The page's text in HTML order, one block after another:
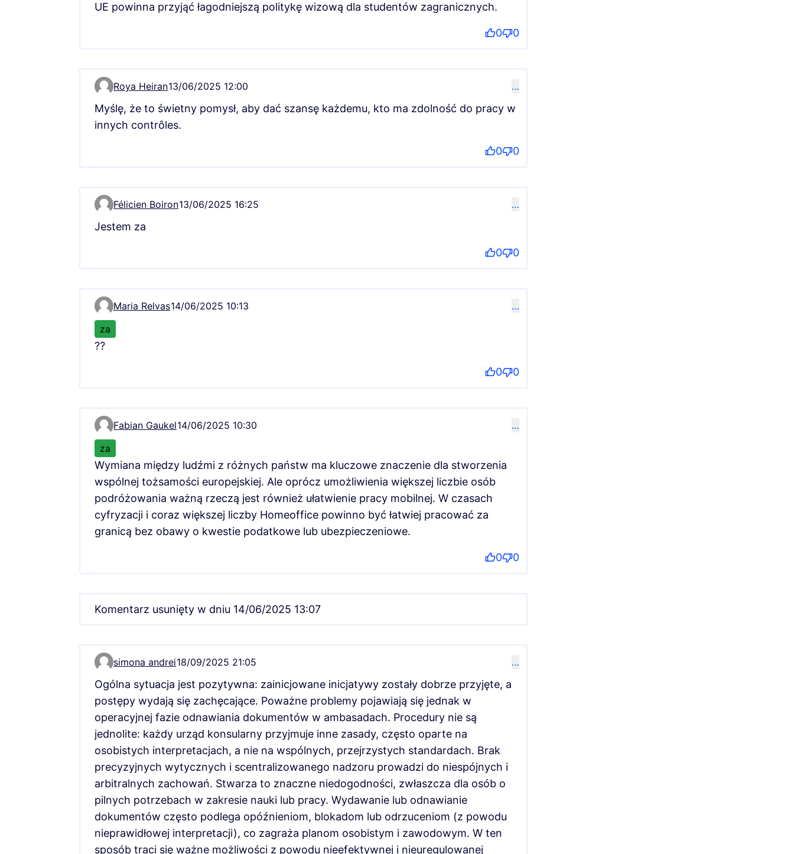
UE powinna przyjąć łagodniejszą politykę wizową dla studentów zagranicznych.
0 0
Komentarz 11089
Roya Heiran13/06/2025 12:00 …
Myślę, że to świetny pomysł, aby dać szansę każdemu, kto ma zdolność do pracy w
innych contrôles.
0 0
Komentarz 11881
Félicien Boiron13/06/2025 16:25 …
Jestem za
0 0
Komentarz 12213
Maria Relvas14/06/2025 10:13
…
za
⁇
0 0
Komentarz 12224
Fabian Gaukel14/06/2025 10:30
…
za
Wymiana między ludźmi z różnych państw ma kluczowe znaczenie dla stworzenia
wspólnej tożsamości europejskiej. Ale oprócz umożliwienia większej liczbie osób
podróżowania ważną rzeczą jest również ułatwienie pracy mobilnej. W czasach
cyfryzacji i coraz większej liczby Homeoffice powinno być łatwiej pracować za
granicą bez obawy o kwestie podatkowe lub ubezpieczeniowe.
0 0
Komentarz usunięty w dniu 14/06/2025 13:07
Komentarz 15412
simona andrei18/09/2025 21:05 …
Ogólna sytuacja jest pozytywna: zainicjowane inicjatywy zostały dobrze przyjęte, a
postępy wydają się zachęcające. Poważne problemy pojawiają się jednak w
operacyjnej fazie odnawiania dokumentów w ambasadach. Procedury nie są
jednolite: każdy urząd konsularny przyjmuje inne zasady, często oparte na
osobistych interpretacjach, a nie na wspólnych, przejrzystych standardach. Brak
precyzyjnych wytycznych i scentralizowanego nadzoru prowadzi do niespójnych i
arbitralnych zachowań. Stwarza to znaczne niedogodności, zwłaszcza dla osób o
pilnych potrzebach w zakresie nauki lub pracy. Wydawanie lub odnawianie
dokumentów często podlega opóźnieniom, blokadom lub odrzuceniom (z powodu
nieprawidłowej interpretacji), co zagraża planom osobistym i zawodowym. W ten
sposób traci się ważne możliwości z powodu nieefektywnej i nieuregulowanej